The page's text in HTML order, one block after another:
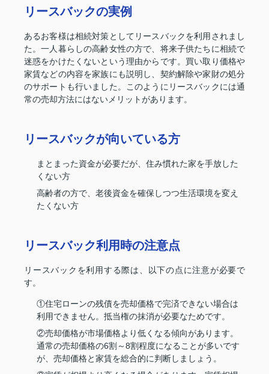
リースバックの実例
あるお客様は相続対策としてリースバックを利用されまし
た。一人暮らしの高齢女性の方で、将来子供たちに相続で
迷惑をかけたくないという理由からです。買い取り価格や
家賃などの内容を家族にも説明し、契約解除や家財の処分
のサポートも行いました。このようにリースバックには通
常の売却方法にはないメリットがあります。
リースバックが向いている方
まとまった資金が必要だが、住み慣れた家を手放した
くない方
高齢者の方で、老後資金を確保しつつ生活環境を変え
たくない方
リースバック利用時の注意点
リースバックを利用する際は、以下の点に注意が必要で
す。
①住宅ローンの残債を売却価格で完済できない場合は
利用できません。抵当権の抹消が必要なためです。
②売却価格が市場価格より低くなる傾向があります。
通常の売却価格の6割～8割程度になることが多いです
が、売却価格と家賃を総合的に判断しましょう。